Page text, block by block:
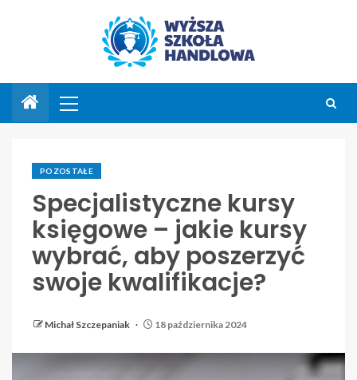
POZOSTAŁE
Specjalistyczne kursy
księgowe – jakie kursy
wybrać, aby poszerzyć
swoje kwalifikacje?
Michał Szczepaniak 18 października 2024